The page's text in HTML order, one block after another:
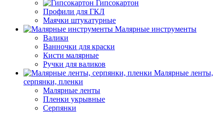
Гипсокартон
Профили для ГКЛ
Маячки штукатурные
Малярные инструменты
Валики
Ванночки для краски
Кисти малярные
Ручки для валиков
Малярные ленты,
серпянки, пленки
Малярные ленты
Пленки укрывные
Серпянки